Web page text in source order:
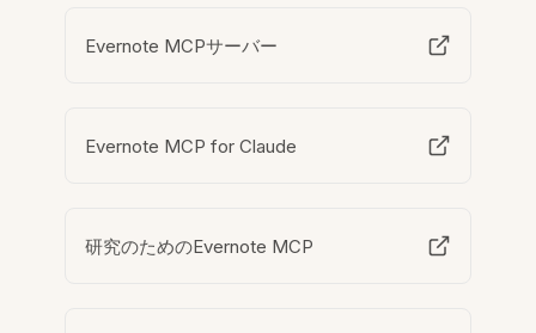
Evernote MCPサーバー
Evernote MCP for Claude
研究のためのEvernote MCP